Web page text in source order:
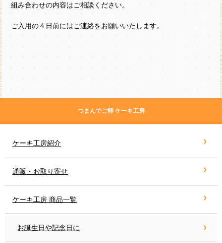
組み合わせの内容はご相談ください。
ご入用の４日前にはご連絡をお願いいたします。
つまんでご卵 ケーキ工房
ケーキ工房紹介
通販・お取り寄せ
ケーキ工房 商品一覧
お誕生日や記念日に